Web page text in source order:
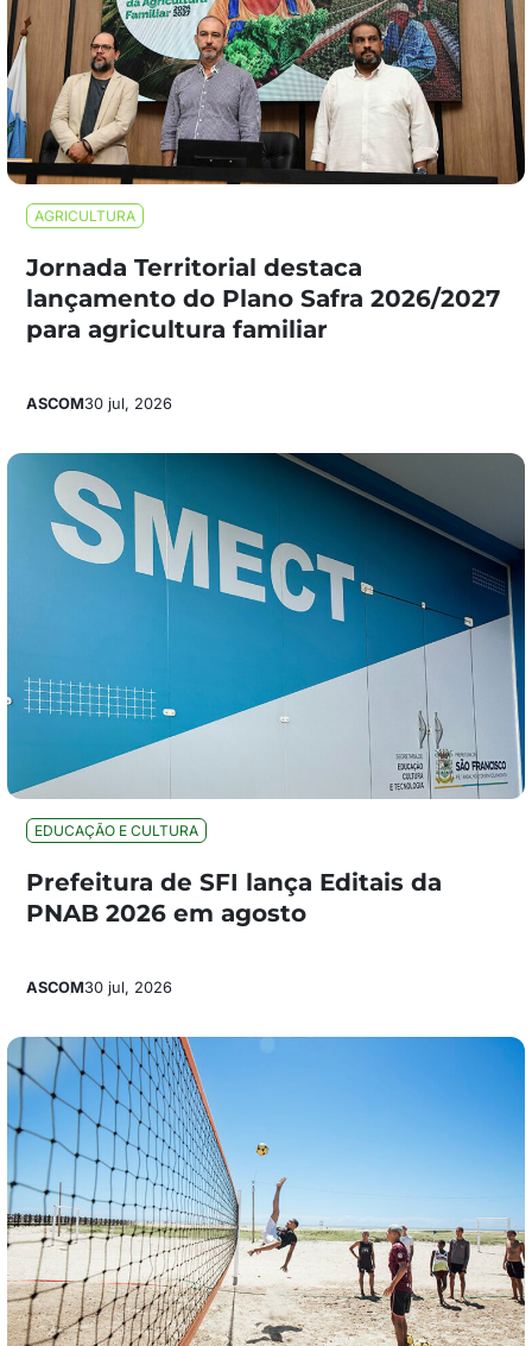
AGRICULTURA
Jornada Territorial destaca
lançamento do Plano Safra 2026/2027
para agricultura familiar
ASCOM30 jul, 2026
EDUCAÇÃO E CULTURA
Prefeitura de SFI lança Editais da
PNAB 2026 em agosto
ASCOM30 jul, 2026